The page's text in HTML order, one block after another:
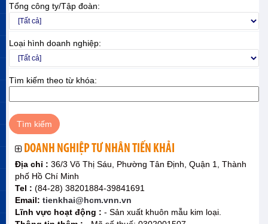
Tổng công ty/Tập đoàn:
Loại hình doanh nghiệp:
Tìm kiếm theo từ khóa:
DOANH NGHIỆP TƯ NHÂN TIẾN KHẢI
Địa chỉ : 36/3 Võ Thị Sáu, Phường Tân Định, Quận 1, Thành
phố Hồ Chí Minh
Tel : (84-28) 38201884-39841691
Email: tienkhai@hcm.vnn.vn
Lĩnh vực hoạt động : - Sản xuất khuôn mẫu kim loại.